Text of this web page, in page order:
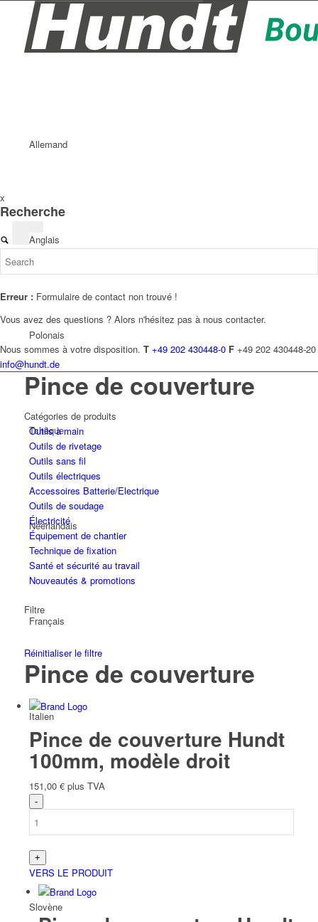
Allemand
Anglais
Polonais
Tchèque
Néerlandais
Français
Italien
Slave
Slovène
x
Recherche
Erreur : Formulaire de contact non trouvé !
Vous avez des questions ? Alors n'hésitez pas à nous contacter.
Nous sommes à votre disposition. T +49 202 430448-0 F +49 202 430448-20
info@hundt.de
Pince de couverture
Catégories de produits
Outils à main
Outils de rivetage
Outils sans fil
Outils électriques
Accessoires Batterie/Electrique
Outils de soudage
Électricité
Équipement de chantier
Technique de fixation
Santé et sécurité au travail
Nouveautés & promotions
Filtre
Réinitialiser le filtre
Pince de couverture
Pince de couverture Hundt
100mm, modèle droit
151,00 € plus TVA
VERS LE PRODUIT